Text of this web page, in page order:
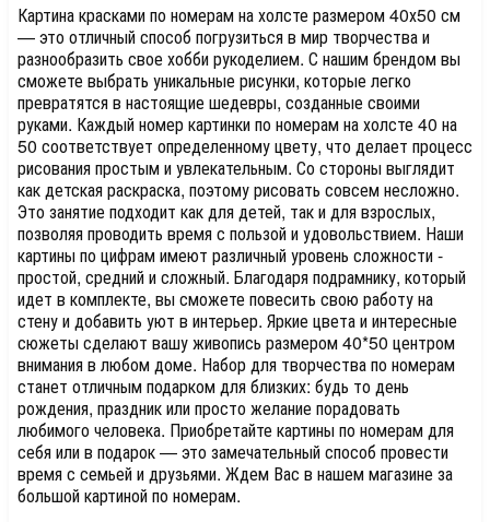
Картина красками по номерам на холсте размером 40х50 см
— это отличный способ погрузиться в мир творчества и
разнообразить свое хобби рукоделием. С нашим брендом вы
сможете выбрать уникальные рисунки, которые легко
превратятся в настоящие шедевры, созданные своими
руками. Каждый номер картинки по номерам на холсте 40 на
50 соответствует определенному цвету, что делает процесс
рисования простым и увлекательным. Со стороны выглядит
как детская раскраска, поэтому рисовать совсем несложно.
Это занятие подходит как для детей, так и для взрослых,
позволяя проводить время с пользой и удовольствием. Наши
картины по цифрам имеют различный уровень сложности -
простой, средний и сложный. Благодаря подрамнику, который
идет в комплекте, вы сможете повесить свою работу на
стену и добавить уют в интерьер. Яркие цвета и интересные
сюжеты сделают вашу живопись размером 40*50 центром
внимания в любом доме. Набор для творчества по номерам
станет отличным подарком для близких: будь то день
рождения, праздник или просто желание порадовать
любимого человека. Приобретайте картины по номерам для
себя или в подарок — это замечательный способ провести
время с семьей и друзьями. Ждем Вас в нашем магазине за
большой картиной по номерам.